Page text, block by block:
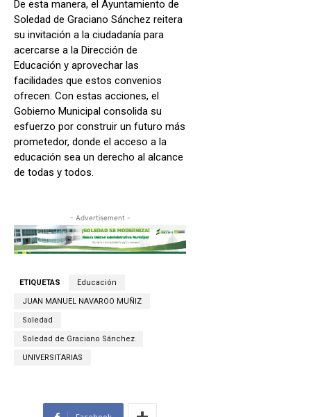
De esta manera, el Ayuntamiento de
Soledad de Graciano Sánchez reitera
su invitación a la ciudadanía para
acercarse a la Dirección de
Educación y aprovechar las
facilidades que estos convenios
ofrecen. Con estas acciones, el
Gobierno Municipal consolida su
esfuerzo por construir un futuro más
prometedor, donde el acceso a la
educación sea un derecho al alcance
de todas y todos.
- Advertisement -
ETIQUETAS Educación
JUAN MANUEL NAVAROO MUÑIZ
Soledad
Soledad de Graciano Sánchez
UNIVERSITARIAS